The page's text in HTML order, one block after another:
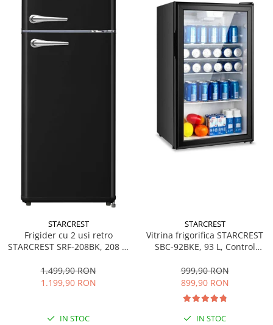
STARCREST
Frigider cu 2 usi retro
STARCREST SRF-208BK, 208 L,
Iluminare LED, Termostat
Reglabil, H 147 cm, Negru
1.499,90 RON
1.199,90 RON
IN STOC
STARCREST
Vitrina frigorifica STARCREST
SBC-92BKE, 93 L, Control
83.2 cm, Negru
999,90 RON
899,90 RON
IN STOC